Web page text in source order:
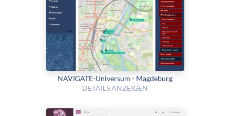
NAVIGATE-Universum - Magdeburg
DETAILS ANZEIGEN